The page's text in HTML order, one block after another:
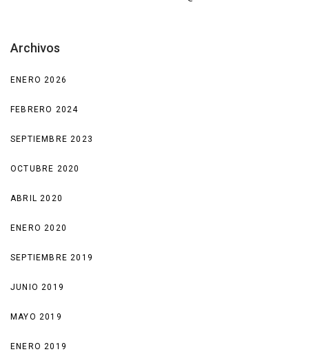
Archivos
ENERO 2026
FEBRERO 2024
SEPTIEMBRE 2023
OCTUBRE 2020
ABRIL 2020
ENERO 2020
SEPTIEMBRE 2019
JUNIO 2019
MAYO 2019
ENERO 2019